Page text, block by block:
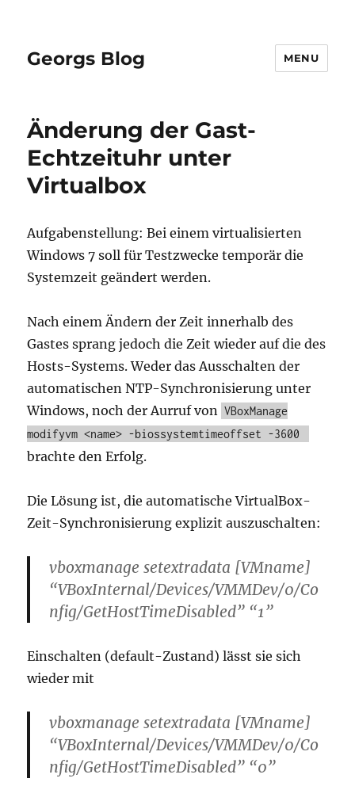
Georgs Blog MENU
Änderung der Gast-
Echtzeituhr unter
Virtualbox
Aufgabenstellung: Bei einem virtualisierten
Windows 7 soll für Testzwecke temporär die
Systemzeit geändert werden.
Nach einem Ändern der Zeit innerhalb des
Gastes sprang jedoch die Zeit wieder auf die des
Hosts-Systems. Weder das Ausschalten der
automatischen NTP-Synchronisierung unter
Windows, noch der Aurruf von VBoxManage
modifyvm <name> -biossystemtimeoffset -3600
brachte den Erfolg.
Die Lösung ist, die automatische VirtualBox-
Zeit-Synchronisierung explizit auszuschalten:
vboxmanage setextradata [VMname]
“VBoxInternal/Devices/VMMDev/0/Co
nfig/GetHostTimeDisabled” “1”
Einschalten (default-Zustand) lässt sie sich
wieder mit
vboxmanage setextradata [VMname]
“VBoxInternal/Devices/VMMDev/0/Co
nfig/GetHostTimeDisabled” “0”